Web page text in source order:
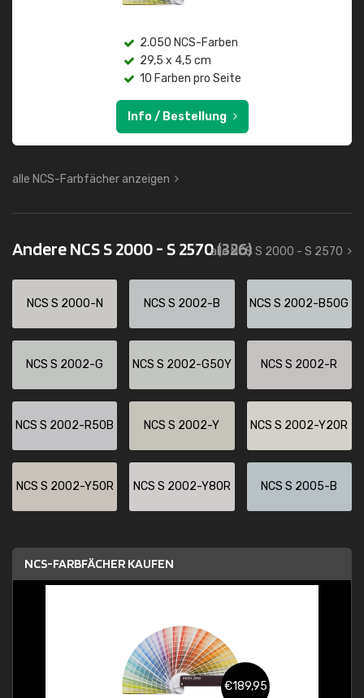
2.050 NCS-Farben
29,5 x 4,5 cm
10 Farben pro Seite
Info / Bestellung
alle NCS-Farbfächer anzeigen
Andere NCS S 2000 - S 2570(326)
alle NCS S 2000 - S 2570
NCS S 2000-N NCS S 2002-B NCS S 2002-B50G
NCS S 2002-G NCS S 2002-G50Y NCS S 2002-R
NCS S 2002-R50B NCS S 2002-Y NCS S 2002-Y20R
NCS S 2002-Y50R NCS S 2002-Y80R NCS S 2005-B
NCS-FARBFÄCHER KAUFEN
€189,95